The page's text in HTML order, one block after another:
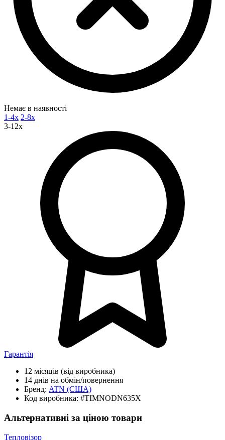
Немає в наявності
1-4x 2-8x
3-12x
Гарантія
12 місяців (від виробника)
14 днів на обмін/повернення
Бренд: ATN (США)
Код виробника: #TIMNODN635X
Альтернативні за ціною товари
Тепловізор